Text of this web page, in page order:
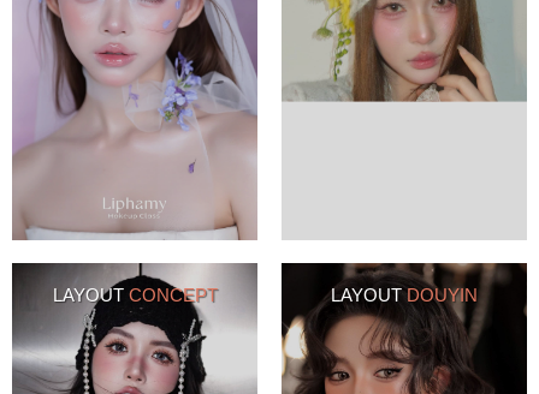
LAYOUT CONCEPT LAYOUTDOUYIN